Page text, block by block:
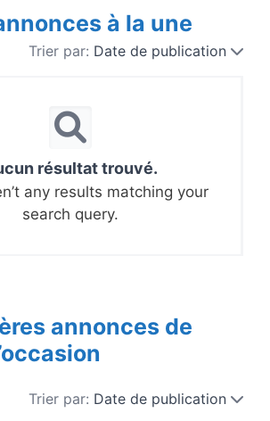
à la une
Trier par: Date de publication
résultat trouvé.
any results matching your
search query.
annonces de
Trier par: Date de publication